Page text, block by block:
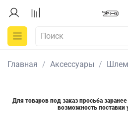
Главная Аксессуары
Для товаров под заказ просьба
возможность